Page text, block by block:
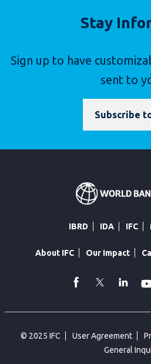
Stay
Sign up to have
sent to
Subscribe
IBRD IDA IFC
About IFC Our Impact
facebook
Twitter
© 2025 IFC User Agreement
General